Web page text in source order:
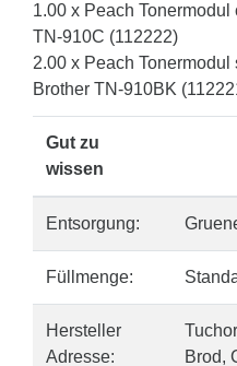
1.00 x Peach
TN-910C (112222)
2.00 x Peach
Brother TN-910BK
Gut zu
wissen
Entsorgung:
Füllmenge:
Hersteller
Adresse:
Brod,